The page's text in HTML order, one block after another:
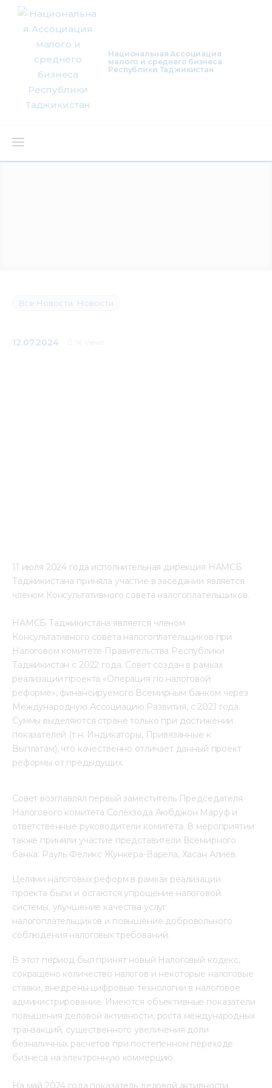
Национальная Ассоциация
малого и среднего бизнеса
Республики Таджикистан
О нас
Контакты
Все Новости Новости
12.07.2024
11 июля 2024 года исполнительная дирекция НАМСБ
Таджикистана приняла участие в заседании является
членом Консультативного совета налогоплательщиков.
НАМСБ Таджикистана является членом
Консультативного совета налогоплательщиков при
Налоговом комитете Правительства Республики
Таджикистан с 2022 года. Совет создан в рамках
реализации проекта «Операция по налоговой
реформе», финансируемого Всемирным банком через
Международную Ассоциацию Развития, с 2021 года.
Суммы выделяются стране только при достижении
показателей (т.н. Индикаторы, Привязанные к
Выплатам), что качественно отличает данный проект
реформы от предыдущих.
Совет возглавлял первый заместитель Председателя
Налогового комитета Солехзода Аюбджон Маруф и
ответственные руководители комитета. В мероприятии
также приняли участие представители Всемирного
банка: Рауль Феликс Жункера-Варела, Хасан Алиев.
Целями налоговых реформ в рамках реализации
проекта были и остаются упрощение налоговой
системы, улучшение качества услуг
налогоплательщиков и повышение добровольного
соблюдения налоговых требований.
В этот период был принят новый Налоговый кодекс,
сокращено количество налогов и некоторые налоговые
ставки, внедрены цифровые технологии в налоговое
администрирование. Имеются объективные показатели
повышения деловой активности, роста международных
транзакций, существенного увеличения доли
безналичных расчетов при постепенном переходе
бизнеса на электронную коммерцию.